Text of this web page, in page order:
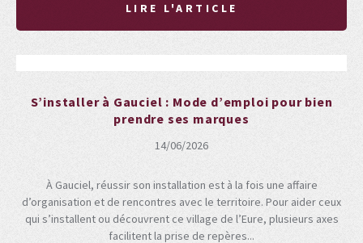
LIRE L'ARTICLE
S’installer à Gauciel : Mode d’emploi pour bien
prendre ses marques
14/06/2026
À Gauciel, réussir son installation est à la fois une affaire
d’organisation et de rencontres avec le territoire. Pour aider ceux
qui s’installent ou découvrent ce village de l’Eure, plusieurs axes
facilitent la prise de repères...